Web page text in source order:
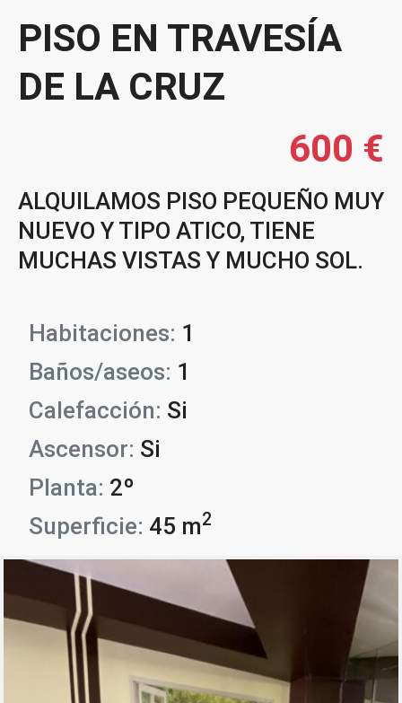
PISO EN TRAVESÍA
DE LA CRUZ
600 €
ALQUILAMOS PISO PEQUEÑO MUY
NUEVO Y TIPO ATICO, TIENE
MUCHAS VISTAS Y MUCHO SOL.
Habitaciones: 1
Baños/aseos: 1
Calefacción: Si
Ascensor: Si
Planta: 2º
Superficie: 45 m2
Tipo inmueble:Pisos
Localidad:Béjar (Salamanca)
Zona:Centro